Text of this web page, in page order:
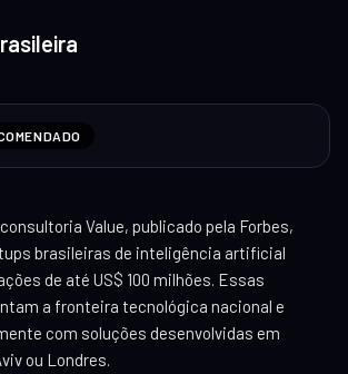
Value, publicado pela Forbes,
brasileiras de inteligência artificial
de até US$ 100 milhões. Essas
a fronteira tecnológica nacional e
com soluções desenvolvidas em
ou Londres.